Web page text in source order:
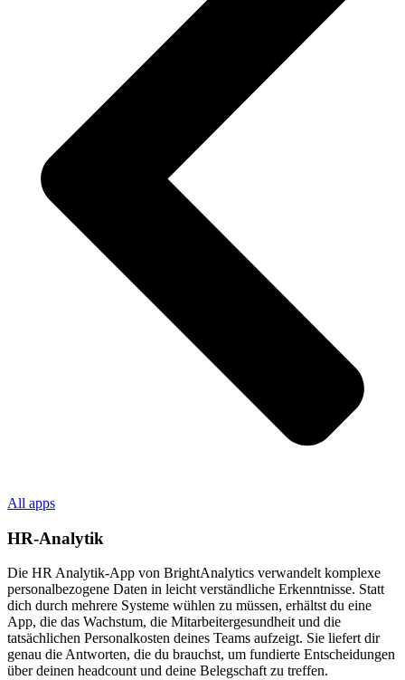
All apps
HR-Analytik
Die HR Analytik-App von BrightAnalytics verwandelt komplexe
personalbezogene Daten in leicht verständliche Erkenntnisse. Statt
dich durch mehrere Systeme wühlen zu müssen, erhältst du eine
App, die das Wachstum, die Mitarbeitergesundheit und die
tatsächlichen Personalkosten deines Teams aufzeigt. Sie liefert dir
genau die Antworten, die du brauchst, um fundierte Entscheidungen
über deinen headcount und deine Belegschaft zu treffen.